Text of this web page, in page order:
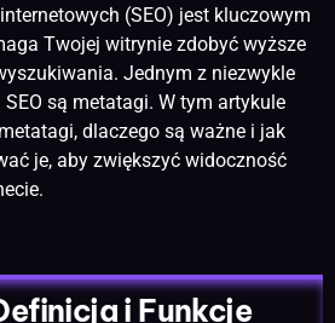
(SEO) jest kluczowym
Twojej witrynie zdobyć wyższe
Jednym z niezwykle
SEO są metatagi. W tym artykule
dlaczego są ważne i jak
je, aby zwiększyć widoczność
i Funkcje